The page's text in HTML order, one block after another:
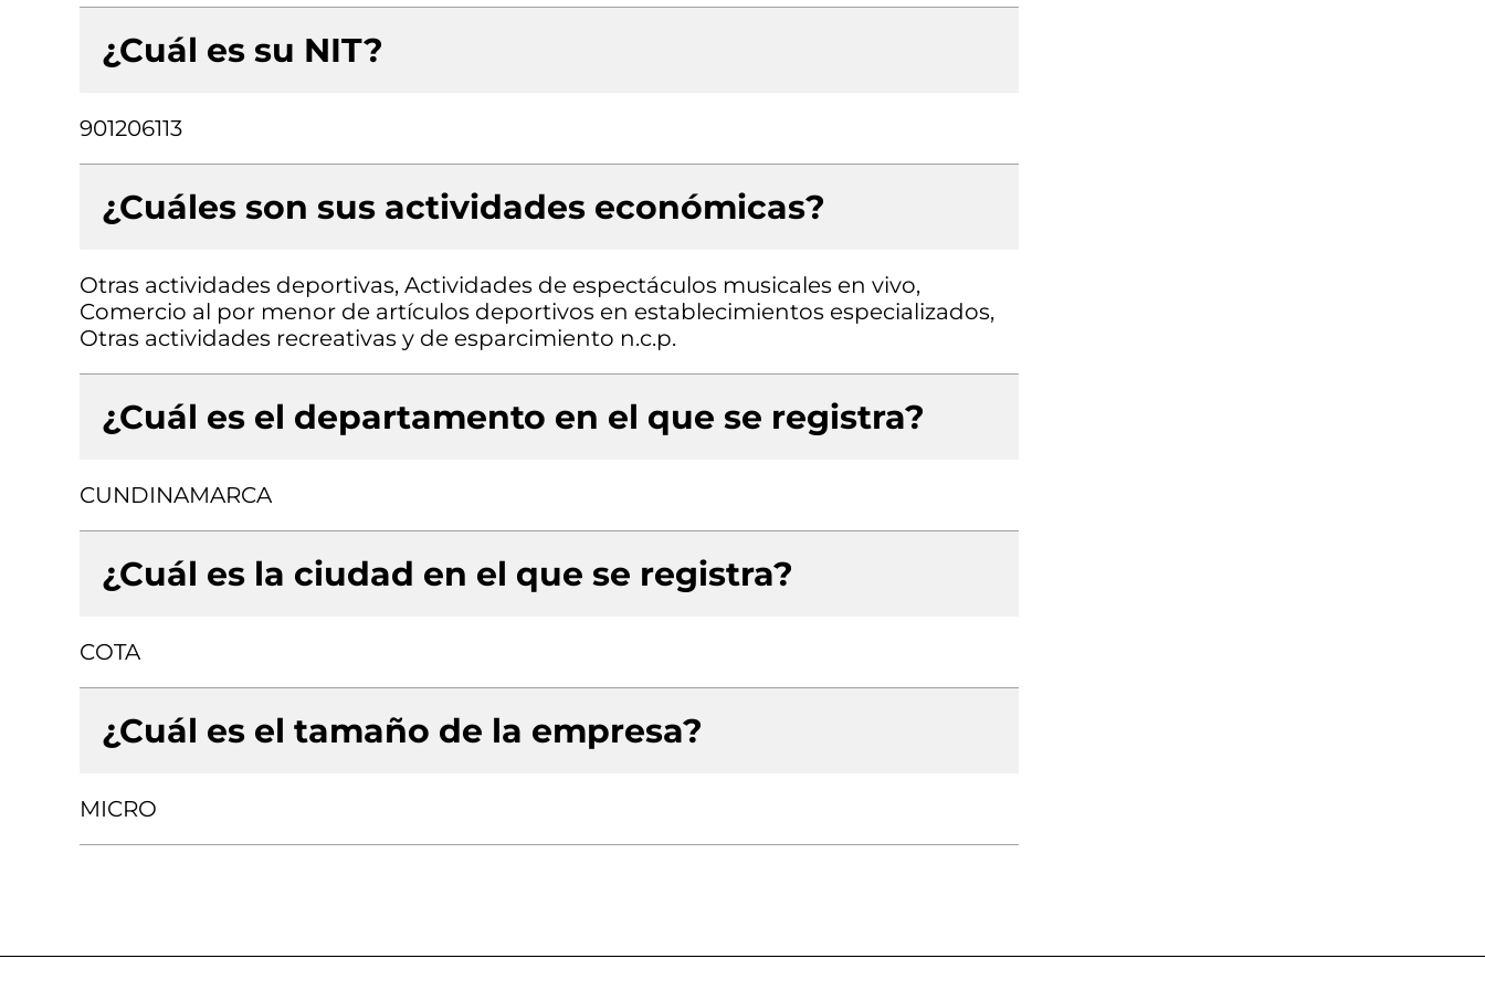
¿Cuál es su NIT?
901206113
¿Cuáles son sus actividades económicas?
Otras actividades deportivas, Actividades de espectáculos musicales en vivo,
Comercio al por menor de artículos deportivos en establecimientos especializados,
Otras actividades recreativas y de esparcimiento n.c.p.
¿Cuál es el departamento en el que se registra?
CUNDINAMARCA
¿Cuál es la ciudad en el que se registra?
COTA
¿Cuál es el tamaño de la empresa?
MICRO